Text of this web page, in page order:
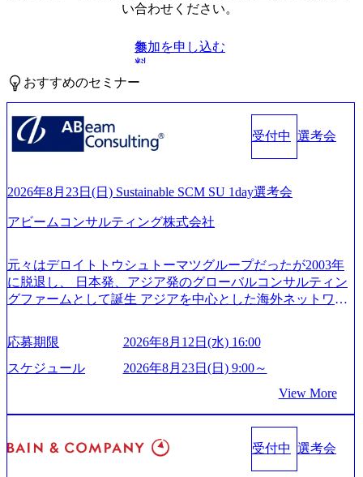
い合わせください。
無
料
参加を申し込む
おすすめのセミナー
受付中 選考会
2026年8月23日(日) Sustainable SCM SU 1day選考会
アビームコンサルティング株式会社
元々はデロイトトウシュトーマツグループだったが2003年
に脱退し、 日本発、アジア発のグローバルコンサルティン
グファームとして誕生 アジアを中心とした海外ネットワー
供している日系最大級の総合コンサルティングファーム
『Build Beyond As One ®.』をブランドメッセージに掲げ、
企業や組織の変革を通じて社会や産業の課題を解決し、未
確実な実現と社会的価値及び経済的価値の追求にも貢献 NE
Cとの戦略的資本提携も実現して、現在はNECのグループ会
シングなどの専門知識と、豊富な経験を持つ約6,000名を超
えるプロフェッショナルを有する 金融、製造、流通、エネ
応募期限
2026年8月12日(水) 16:00
スケジュール
2026年8月23日(日) 9:00～
View More
受付中 選考会